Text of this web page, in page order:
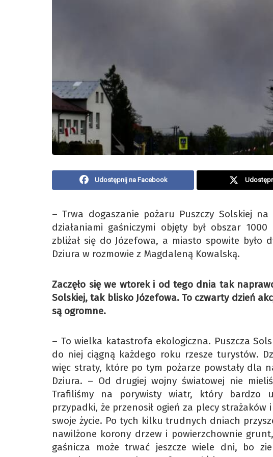
Udostępnij na Facebook
– Trwa dogaszanie pożaru Puszczy Solskiej
działaniami gaśniczymi objęty był obszar
zbliżał się do Józefowa, a miasto spowite było
Dziura w rozmowie z Magdaleną Kowalską.
Zaczęło się we wtorek i od tego dnia tak
Solskiej, tak blisko Józefowa. To czwarty dzień
są ogromne.
– To wielka katastrofa ekologiczna. Puszcza
do niej ciągną każdego roku rzesze turystów.
więc straty, które po tym pożarze powstały dla
Dziura. – Od drugiej wojny światowej nie
Trafiliśmy na porywisty wiatr, który bardzo
przypadki, że przenosił ogień za plecy
swoje życie. Po tych kilku trudnych dniach
nawilżone korony drzew i powierzchownie
gaśnicza może trwać jeszcze wiele dni, bo